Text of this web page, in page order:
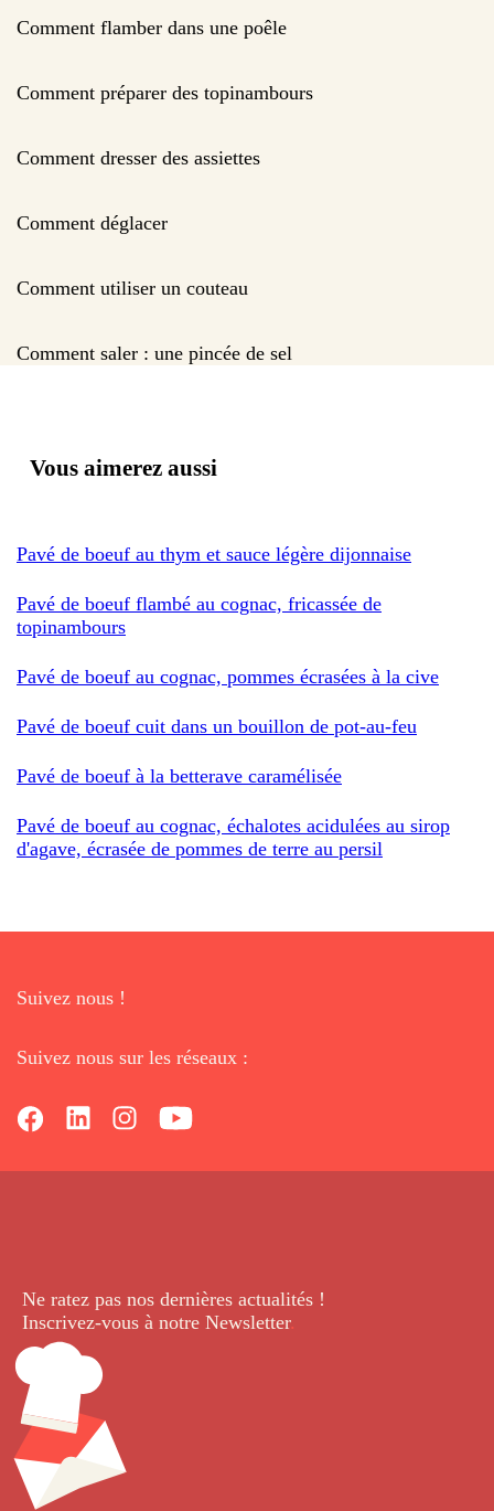
Comment flamber dans une poêle
Comment préparer des topinambours
Comment dresser des assiettes
Comment déglacer
Comment utiliser un couteau
Comment saler : une pincée de sel
Vous aimerez aussi
Pavé de boeuf au thym et sauce légère dijonnaise
Pavé de boeuf flambé au cognac, fricassée de
topinambours
Pavé de boeuf au cognac, pommes écrasées à la cive
Pavé de boeuf cuit dans un bouillon de pot-au-feu
Pavé de boeuf à la betterave caramélisée
Pavé de boeuf au cognac, échalotes acidulées au sirop
d'agave, écrasée de pommes de terre au persil
Suivez nous !
Suivez nous sur les réseaux :
Ne ratez pas nos dernières actualités !
Inscrivez-vous à notre Newsletter.